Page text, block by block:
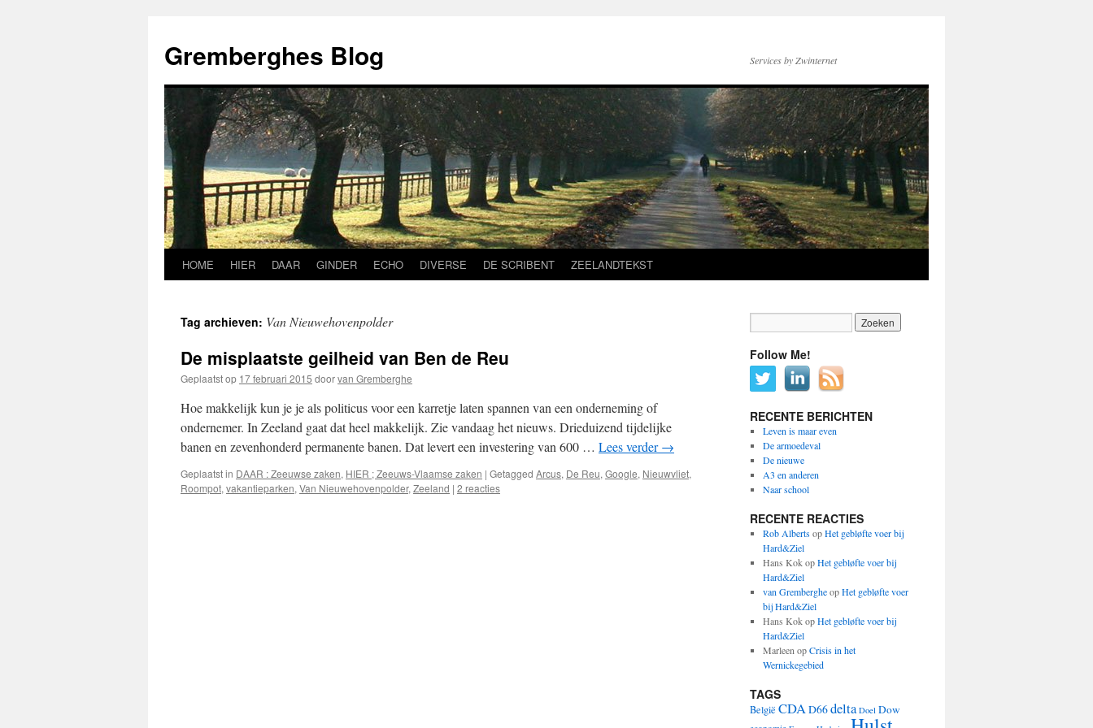
de
inhoud
Gremberghes Blog Services by Zwinternet
HOME HIER DAAR GINDER ECHO DIVERSE DE SCRIBENT ZEELANDTEKST
Tag archieven: Van Nieuwehovenpolder
De misplaatste geilheid van Ben de Reu
Geplaatst op 17 februari 2015 doorvan Gremberghe
Hoe makkelijk kun je je als politicus voor een karretje laten spannen van een onderneming of
ondernemer. In Zeeland gaat dat heel makkelijk. Zie vandaag het nieuws. Drieduizend tijdelijke
banen en zevenhonderd permanente banen. Dat levert een investering van 600 … Lees verder→
Geplaatst in DAAR : Zeeuwse zaken, HIER ; Zeeuws-Vlaamse zaken | Getagged Arcus, De Reu, Google, Nieuwvliet,
Roompot, vakantieparken, Van Nieuwehovenpolder, Zeeland | 2 reacties
Follow Me!
RECENTE BERICHTEN
Leven is maar even
De armoedeval
De nieuwe
A3 en anderen
Naar school
RECENTE REACTIES
Rob AlbertsopHet gebløfte voer bij
Hard&Ziel
Hans KokopHet gebløfte voer bij
Hard&Ziel
van GrembergheopHet gebløfte voer
bij Hard&Ziel
Hans KokopHet gebløfte voer bij
Hard&Ziel
Marleen opCrisis in het
Wernickegebied
TAGS
België CDAD66delta Doel Dow